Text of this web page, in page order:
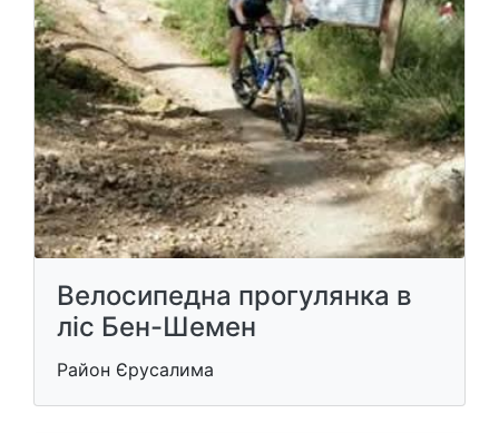
Велосипедна прогулянка в
ліс Бен-Шемен
Район Єрусалима